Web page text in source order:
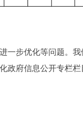
步优化等问题。我
政府信息公开专栏栏